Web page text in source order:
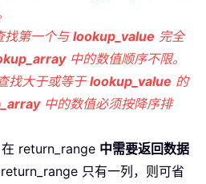
找第一个与lookup_value 完全
中的数值顺序不限。
找大于或等于 lookup_value 的
中的数值必须按降序排
在 return_range 中需要返回数据
只有一列，则可省